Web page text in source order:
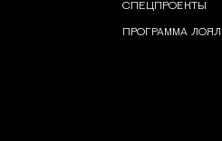
СПЕЦПРОЕКТЫ
ПРОГРАММА